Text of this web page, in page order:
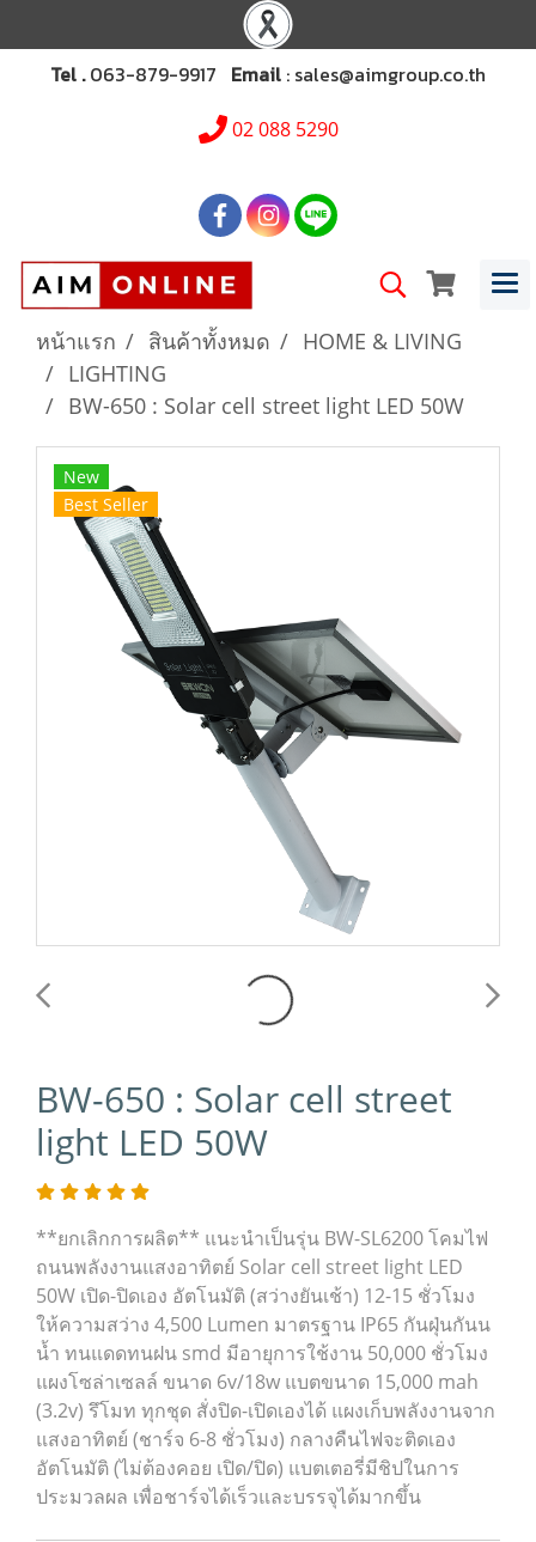
Tel .063-879-9917 Email : sales@aimgroup.co.th
02 088 5290
หน้าแรก สินค้าทั้งหมด
HOME & LIVING
LIGHTING
BW-650 : Solar cell street light LED 50W
New
Best Seller
BW-650 : Solar cell street
light LED 50W
**ยกเลิกการผลิต** แนะนำเป็นรุ่น BW-SL6200 โคมไฟ
ถนนพลังงานแสงอาทิตย์ Solar cell street light LED
50W เปิด-ปิดเอง อัตโนมัติ (สว่างยันเช้า) 12-15 ชั่วโมง
ให้ความสว่าง 4,500 Lumen มาตรฐาน IP65 กันฝุ่นกันน
น้ำ ทนแดดทนฝน smd มีอายุการใช้งาน 50,000 ชั่วโมง
แผงโซล่าเซลล์ ขนาด 6v/18w แบตขนาด 15,000 mah
(3.2v) รึโมท ทุกชุด สั่งปิด-เปิดเองได้ แผงเก็บพลังงานจาก
แสงอาทิตย์ (ชาร์จ 6-8 ชั่วโมง) กลางคืนไฟจะติดเอง
อัตโนมัติ (ไม่ต้องคอย เปิด/ปิด) แบตเตอรี่มีชิปในการ
ประมวลผล เพื่อชาร์จได้เร็วและบรรจุได้มากขึ้น